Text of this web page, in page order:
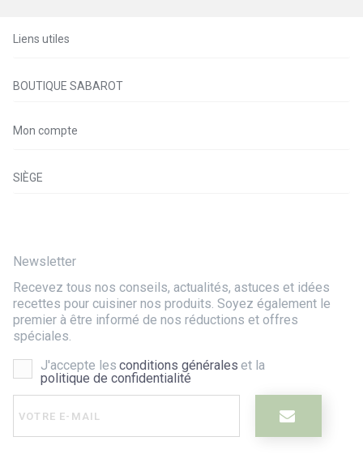
Liens utiles
BOUTIQUE SABAROT
Mon compte
SIÈGE
Newsletter
Recevez tous nos conseils, actualités, astuces et idées
recettes pour cuisiner nos produits. Soyez également le
premier à être informé de nos réductions et offres
spéciales.
J'accepte les conditions générales et la
politique de confidentialité